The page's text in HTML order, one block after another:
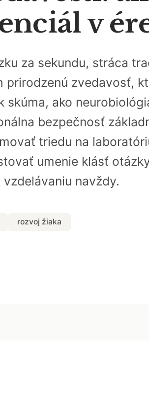
v
za sekundu, stráca
zvedavosť,
skúma, ako
bezpečnosť
triedu na
umenie klásť
navždy.
rozvoj žiaka